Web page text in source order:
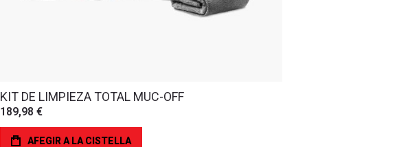
KIT DE LIMPIEZA TOTAL MUC-OFF
189,98 €
AFEGIR A LA CISTELLA